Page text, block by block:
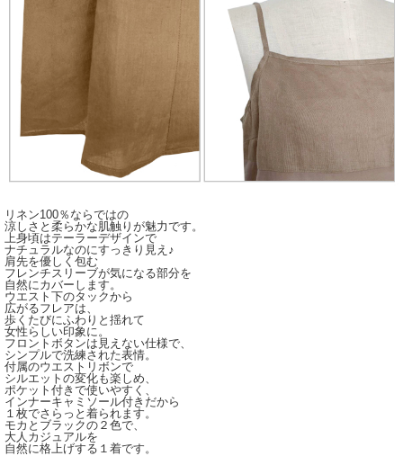
リネン100％ならではの
涼しさと柔らかな肌触りが魅力です。
上身頃はテーラーデザインで
ナチュラルなのにすっきり見え♪
肩先を優しく包む
フレンチスリーブが気になる部分を
自然にカバーします。
ウエスト下のタックから
広がるフレアは、
歩くたびにふわりと揺れて
女性らしい印象に。
フロントボタンは見えない仕様で、
シンプルで洗練された表情。
付属のウエストリボンで
シルエットの変化も楽しめ、
ポケット付きで使いやすく、
インナーキャミソール付きだから
１枚でさらっと着られます。
モカとブラックの２色で、
大人カジュアルを
自然に格上げする１着です。